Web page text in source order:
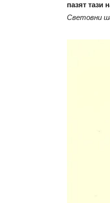
пазят тази
Световни